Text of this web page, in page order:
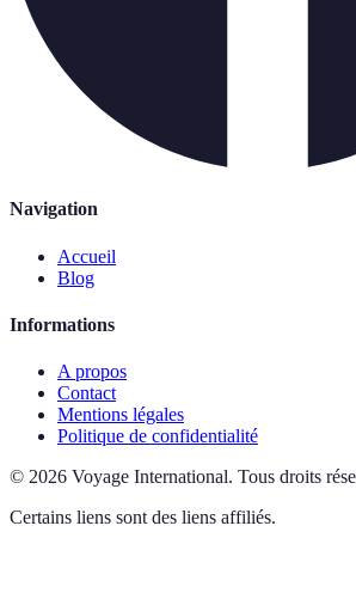
Navigation
Accueil
Blog
Informations
A propos
Contact
Mentions légales
Politique de confidentialité
© 2026 Voyage International. Tous droits
Certains liens sont des liens affiliés.